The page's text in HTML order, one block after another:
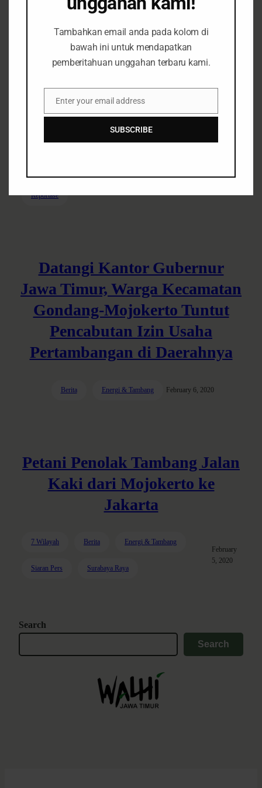
Ancaman Pembunuha
Terhadap Warga Penolak
Tambang Galian C, Barurejo,
Siliragung, Banyuwangi
Reportase
March 10,
Datangi Kantor Gubernur
Jawa Timur, Warga Kecamatan
Gondang-Mojokerto Tuntut
Pencabutan Izin Usaha
Pertambangan di Daerahnya
Berita Energi & Tambang February 6, 2020
Petani Penolak Tambang Jalan
Kaki dari Mojokerto ke
Jakarta
7 Wilayah Berita Energi & Tambang
Siaran Pers Surabaya Raya
February
5, 2020
Search
Search
Tambahkan email anda pada kolom di
bawah ini untuk mendapatkan
pemberitahuan unggahan terbaru kami.
Enter your email address
SUBSCRIBE